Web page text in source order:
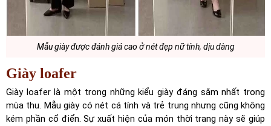
Mẫu giày được đánh giá cao ở nét đẹp nữ tính, dịu dàng
Giày loafer
Giày loafer là một trong những kiểu giày đáng sắm nhất trong
mùa thu. Mẫu giày có nét cá tính và trẻ trung nhưng cũng không
kém phần cổ điển. Sự xuất hiện của món thời trang này sẽ giúp